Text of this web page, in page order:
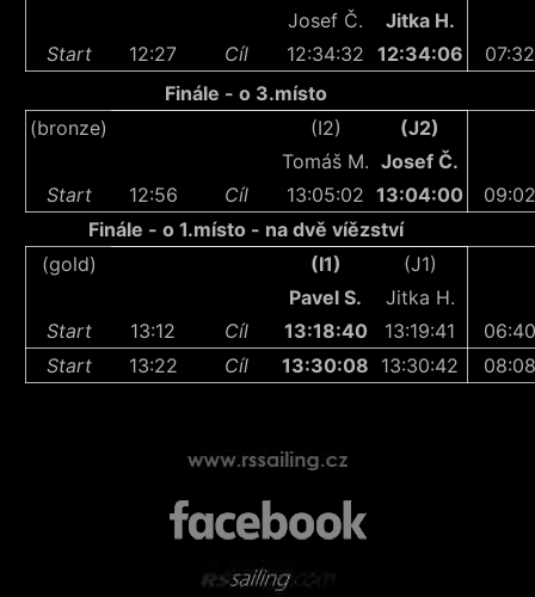
Josef Č.
Jitka H.
Start
12:27 Cíl 12:34:32 12:34:06
07:32
Finále - o 3.místo
(bronze)
(I2)
(J2)
Tomáš M. Josef Č.
Start
12:56 Cíl 13:05:02 13:04:00
09:02
Finále - o 1.místo - na dvě víězství
(gold)
(I1)
(J1)
Pavel S.
Jitka H.
Start
13:12 Cíl 13:18:40 13:19:41
06:40
Start
13:22 Cíl 13:30:08 13:30:42 08:08